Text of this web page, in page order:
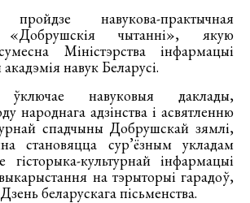
навукова-практычная
«Добрушскія чытанні», якую
Міністэрства інфармацыі
навук Беларусі.
ўключае навуковыя даклады,
народнага адзінства і асвятленню
спадчыны Добрушскай зямлі,
становяцца сур’ёзным укладам
гісторыка-культурнай інфармацыі
на тэрыторыі гарадоў,
беларускага пісьменства.